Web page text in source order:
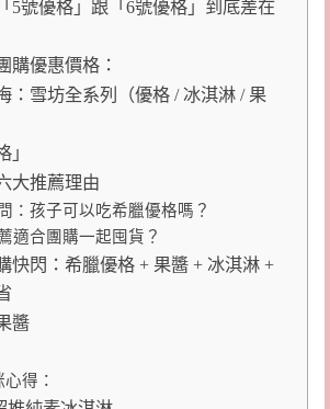
5號優格」跟「6號優格」到底差在
購優惠價格：
：雪坊全系列（優格 / 冰淇淋 / 果
」
大推薦理由
：孩子可以吃希臘優格嗎？
適合團購一起囤貨？
快閃：希臘優格 + 果醬 + 冰淇淋 +
醬
得：